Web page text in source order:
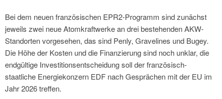
Bei dem neuen französischen EPR2-Programm sind zunächst
jeweils zwei neue Atomkraftwerke an drei bestehenden AKW-
Standorten vorgesehen, das sind Penly, Gravelines und Bugey.
Die Höhe der Kosten und die Finanzierung sind noch unklar, die
endgültige Investitionsentscheidung soll der französisch-
staatliche Energiekonzern EDF nach Gesprächen mit der EU im
Jahr 2026 treffen.